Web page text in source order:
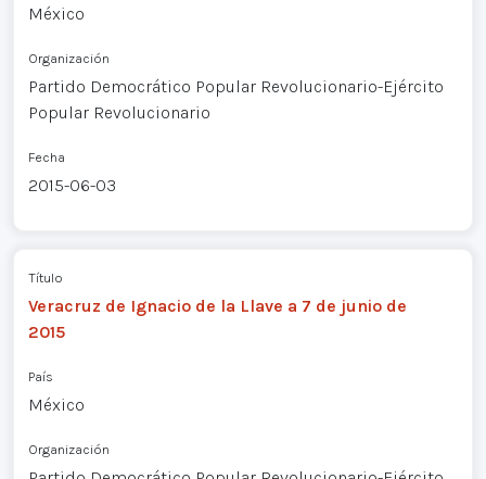
México
Organización
Partido Democrático Popular Revolucionario-Ejército
Popular Revolucionario
Fecha
2015-06-03
Título
Veracruz de Ignacio de la Llave a 7 de junio de
2015
País
México
Organización